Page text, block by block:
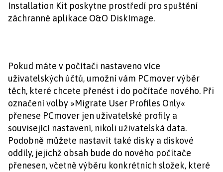
Installation Kit poskytne prostředí pro spuštění
záchranné aplikace O&O DiskImage.
Pokud máte v počítači nastaveno více
uživatelských účtů, umožní vám PCmover výběr
těch, které chcete přenést i do počítače nového. Při
označení volby »Migrate User Profiles Only«
přenese PCmover jen uživatelské profily a
související nastavení, nikoli uživatelská data.
Podobně můžete nastavit také disky a diskové
oddíly, jejichž obsah bude do nového počítače
přenesen, včetně výběru konkrétních složek, které